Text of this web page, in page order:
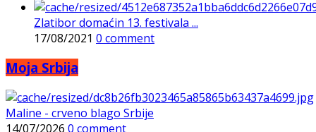
Zlatibor domaćin 13. festivala ...
17/08/2021 0 comment
Moja Srbija
Maline - crveno blago Srbije
14/07/2026 0 comment